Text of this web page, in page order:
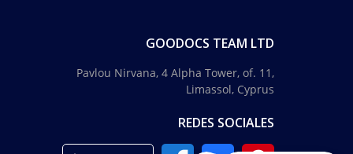
GOODOCS TEAM LTD
Pavlou Nirvana, 4 Alpha Tower, of. 11,
Limassol, Cyprus
REDES SOCIALES